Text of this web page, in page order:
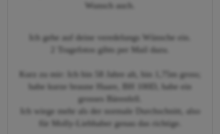
Wunsch auch.
Ich gehe auf deine veredelungs Wünsche ein.
2 Tragefotos gibts per Mail dazu.
Kurz zu mir: Ich bin 58 Jahre alt, bin 1,75m gross;
habe kurze braune Haare, BH 100D, habe ein
grosses Bärenfell.
Ich wiege mehr als der normale Durchschnitt, also
für Molly-Liebhaber genau das richtige.